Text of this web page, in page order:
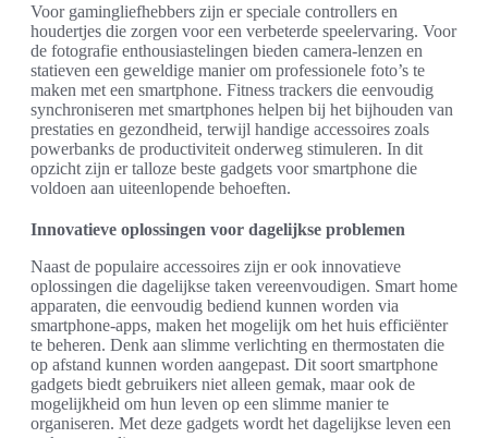
Voor gamingliefhebbers zijn er speciale controllers en
houdertjes die zorgen voor een verbeterde speelervaring. Voor
de fotografie enthousiastelingen bieden camera-lenzen en
statieven een geweldige manier om professionele foto’s te
maken met een smartphone. Fitness trackers die eenvoudig
synchroniseren met smartphones helpen bij het bijhouden van
prestaties en gezondheid, terwijl handige accessoires zoals
powerbanks de productiviteit onderweg stimuleren. In dit
opzicht zijn er talloze beste gadgets voor smartphone die
voldoen aan uiteenlopende behoeften.
Innovatieve oplossingen voor dagelijkse problemen
Naast de populaire accessoires zijn er ook innovatieve
oplossingen die dagelijkse taken vereenvoudigen. Smart home
apparaten, die eenvoudig bediend kunnen worden via
smartphone-apps, maken het mogelijk om het huis efficiënter
te beheren. Denk aan slimme verlichting en thermostaten die
op afstand kunnen worden aangepast. Dit soort smartphone
gadgets biedt gebruikers niet alleen gemak, maar ook de
mogelijkheid om hun leven op een slimme manier te
organiseren. Met deze gadgets wordt het dagelijkse leven een